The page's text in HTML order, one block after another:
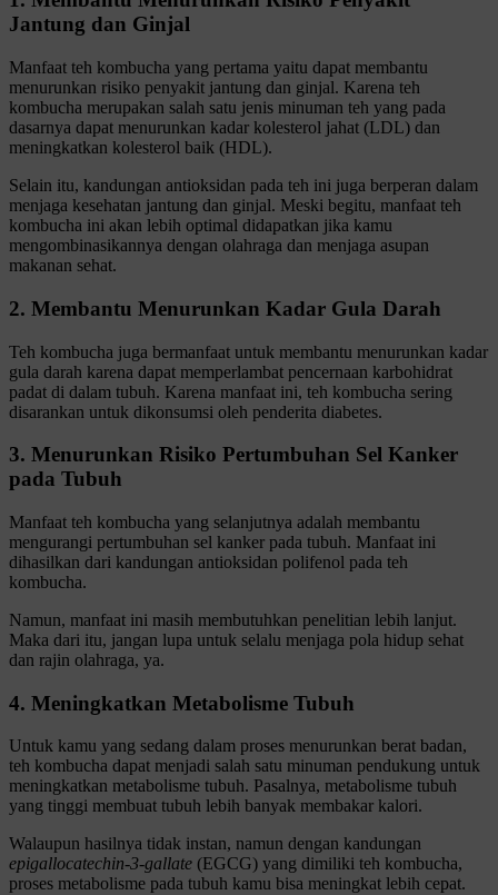
Jantung dan Ginjal
Manfaat teh kombucha yang pertama yaitu dapat membantu
menurunkan risiko penyakit jantung dan ginjal. Karena teh
kombucha merupakan salah satu jenis minuman teh yang pada
dasarnya dapat menurunkan kadar kolesterol jahat (LDL) dan
meningkatkan kolesterol baik (HDL).
Selain itu, kandungan antioksidan pada teh ini juga berperan dalam
menjaga kesehatan jantung dan ginjal. Meski begitu, manfaat teh
kombucha ini akan lebih optimal didapatkan jika kamu
mengombinasikannya dengan olahraga dan menjaga asupan
makanan sehat.
2. Membantu Menurunkan Kadar Gula Darah
Teh kombucha juga bermanfaat untuk membantu menurunkan kadar
gula darah karena dapat memperlambat pencernaan karbohidrat
padat di dalam tubuh. Karena manfaat ini, teh kombucha sering
disarankan untuk dikonsumsi oleh penderita diabetes.
3. Menurunkan Risiko Pertumbuhan Sel Kanker
pada Tubuh
Manfaat teh kombucha yang selanjutnya adalah membantu
mengurangi pertumbuhan sel kanker pada tubuh. Manfaat ini
dihasilkan dari kandungan antioksidan polifenol pada teh
kombucha.
Namun, manfaat ini masih membutuhkan penelitian lebih lanjut.
Maka dari itu, jangan lupa untuk selalu menjaga pola hidup sehat
dan rajin olahraga, ya.
4. Meningkatkan Metabolisme Tubuh
Untuk kamu yang sedang dalam proses menurunkan berat badan,
teh kombucha dapat menjadi salah satu minuman pendukung untuk
meningkatkan metabolisme tubuh. Pasalnya, metabolisme tubuh
yang tinggi membuat tubuh lebih banyak membakar kalori.
Walaupun hasilnya tidak instan, namun dengan kandungan
epigallocatechin-3-gallate (EGCG) yang dimiliki teh kombucha,
proses metabolisme pada tubuh kamu bisa meningkat lebih cepat.